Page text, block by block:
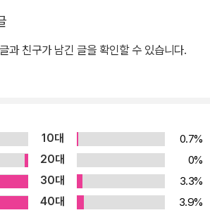
을지, 공룡이 아파할 때에는 어떡하는 게 좋
리고 내가 만약 그림책 속 공룡이라면 어떤
하세요. 타인을 대하는 바른 자세를 알고, 타
과 친구가 남긴 글을 확인할 수 있습니다.
10대
0.7%
20대
0%
30대
3.3%
40대
3.9%